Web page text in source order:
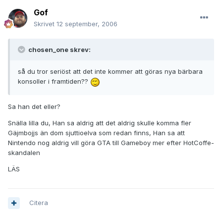
Gof
Skrivet 12 september, 2006
chosen_one skrev:
så du tror seriöst att det inte kommer att göras nya bärbara
konsoller i framtiden??
Sa han det eller?
Snälla lilla du, Han sa aldrig att det aldrig skulle komma fler
Gäjmbojjs än dom sjuttioelva som redan finns, Han sa att
Nintendo nog aldrig vill göra GTA till Gameboy mer efter HotCoffe-
skandalen
LÄS
Citera